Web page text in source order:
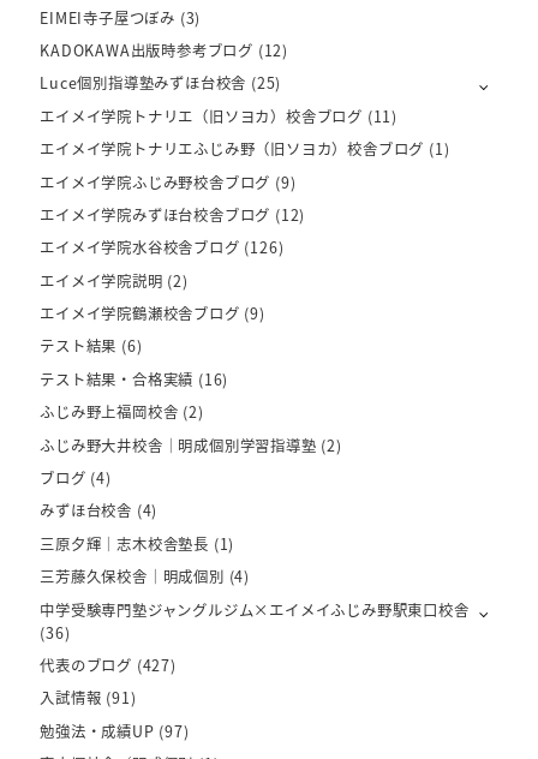
EIMEI寺子屋つぼみ (3)
KADOKAWA出版時参考ブログ (12)
Luce個別指導塾みずほ台校舎 (25)
エイメイ学院トナリエ（旧ソヨカ）校舎ブログ (11)
エイメイ学院トナリエふじみ野（旧ソヨカ）校舎ブログ (1)
エイメイ学院ふじみ野校舎ブログ (9)
エイメイ学院みずほ台校舎ブログ (12)
エイメイ学院水谷校舎ブログ (126)
エイメイ学院説明 (2)
エイメイ学院鶴瀬校舎ブログ (9)
テスト結果 (6)
テスト結果・合格実績 (16)
ふじみ野上福岡校舎 (2)
ふじみ野大井校舎｜明成個別学習指導塾 (2)
ブログ (4)
みずほ台校舎 (4)
三原夕輝｜志木校舎塾長 (1)
三芳藤久保校舎｜明成個別 (4)
中学受験専門塾ジャングルジム×エイメイふじみ野駅東口校舎
(36)
代表のブログ (427)
入試情報 (91)
勉強法・成績UP (97)